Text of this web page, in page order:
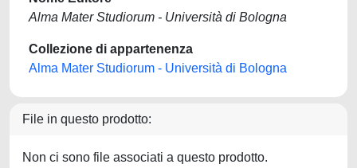
Alma Mater Studiorum - Università di Bologna
Collezione di appartenenza
Alma Mater Studiorum - Università di Bologna
File in questo prodotto:
Non ci sono file associati a questo prodotto.